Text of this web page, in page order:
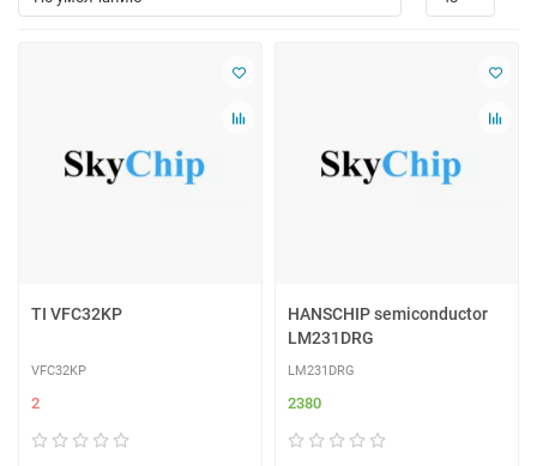
TI VFC32KP
VFC32KP
2
HANSCHIP semiconductor
LM231DRG
LM231DRG
2380